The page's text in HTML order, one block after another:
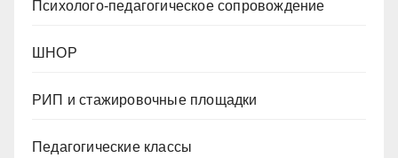
Психолого-педагогическое сопровождение
ШНОР
РИП и стажировочные площадки
Педагогические классы